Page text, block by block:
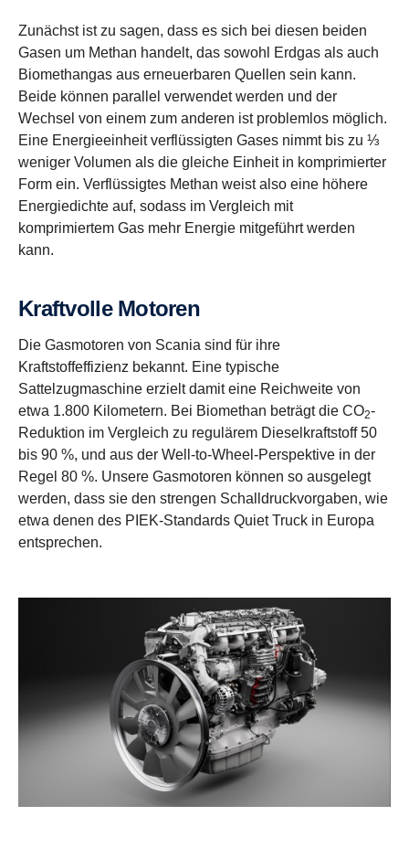
Zunächst ist zu sagen, dass es sich bei diesen beiden
Gasen um Methan handelt, das sowohl Erdgas als auch
Biomethangas aus erneuerbaren Quellen sein kann.
Beide können parallel verwendet werden und der
Wechsel von einem zum anderen ist problemlos möglich.
Eine Energieeinheit verflüssigten Gases nimmt bis zu ⅓
weniger Volumen als die gleiche Einheit in komprimierter
Form ein. Verflüssigtes Methan weist also eine höhere
Energiedichte auf, sodass im Vergleich mit
komprimiertem Gas mehr Energie mitgeführt werden
kann.
Kraftvolle Motoren
Die Gasmotoren von Scania sind für ihre
Kraftstoffeffizienz bekannt. Eine typische
Sattelzugmaschine erzielt damit eine Reichweite von
etwa 1.800 Kilometern. Bei Biomethan beträgt die CO2-
Reduktion im Vergleich zu regulärem Dieselkraftstoff 50
bis 90 %, und aus der Well-to-Wheel-Perspektive in der
Regel 80 %. Unsere Gasmotoren können so ausgelegt
werden, dass sie den strengen Schalldruckvorgaben, wie
etwa denen des PIEK-Standards Quiet Truck in Europa
entsprechen.